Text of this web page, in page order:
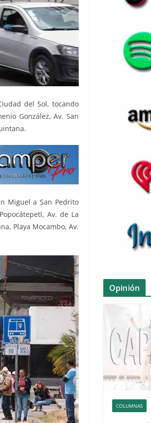
del Sol, tocando
González, Av. San
Miguel a San Pedrito
Av. de La
Playa Mocambo, Av.
Opinión
COLUMNAS